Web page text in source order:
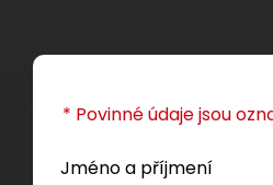
* Povinné údaje jsou
Jméno a příjmení